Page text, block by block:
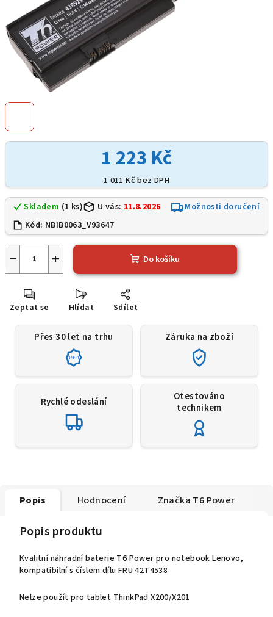
1 223 Kč
1 011 Kč bez DPH
Skladem (1 ks) U vás: 11.8.2026
Možnosti doručení
Kód: NBIB0063_V93647
+
− Do košíku
Zeptat se Hlídat Sdílet
Přes 30 let na trhu
1991
Záruka na zboží
Rychlé odeslání
Otestováno
technikem
Popis Hodnocení Značka T6 Power
Popis produktu
Kvalitní náhradní baterie T6 Power pro notebook Lenovo,
kompatibilní s číslem dílu FRU 42T4538
Nelze použít pro tablet ThinkPad X200/X201